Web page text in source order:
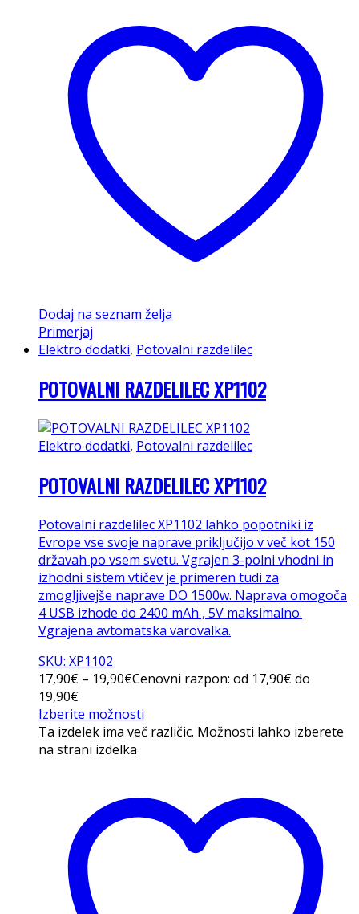
Dodaj na seznam želja
Primerjaj
Elektro dodatki, Potovalni razdelilec
POTOVALNI RAZDELILEC XP1102
Elektro dodatki, Potovalni razdelilec
POTOVALNI RAZDELILEC XP1102
Potovalni razdelilec XP1102 lahko popotniki iz
Evrope vse svoje naprave priključijo v več kot 150
državah po vsem svetu. Vgrajen 3-polni vhodni in
izhodni sistem vtičev je primeren tudi za
zmogljivejše naprave DO 1500w. Naprava omogoča
4 USB izhode do 2400 mAh , 5V maksimalno.
Vgrajena avtomatska varovalka.
SKU: XP1102
17,90€ – 19,90€Cenovni razpon: od 17,90€ do
19,90€
Izberite možnosti
Ta izdelek ima več različic. Možnosti lahko izberete
na strani izdelka